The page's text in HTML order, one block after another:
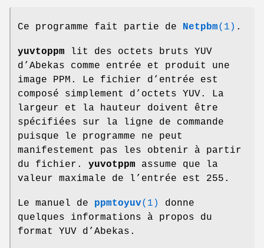
Ce programme fait partie de Netpbm(1) .
yuvtoppm lit des octets bruts YUV
d’Abekas comme entrée et produit une
image PPM. Le fichier d’entrée est
composé simplement d’octets YUV. La
largeur et la hauteur doivent être
spécifiées sur la ligne de commande
puisque le programme ne peut
manifestement pas les obtenir à partir
du fichier. yuvotppm assume que la
valeur maximale de l’entrée est 255.
Le manuel de ppmtoyuv(1)
donne
quelques informations à propos du
format YUV d’Abekas.